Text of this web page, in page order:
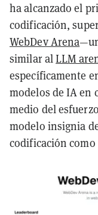
ha alcanzado el
codificación,
WebDev Arena
similar alLLM
específicamente
modelos de IA en
medio del
modelo insignia
codificación